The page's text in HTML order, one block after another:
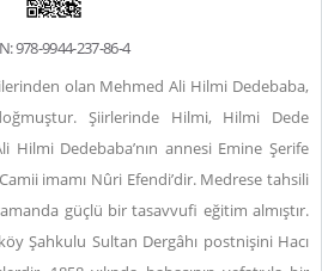
978-9944-237-86-4
olan Mehmed Ali Hilmi Dedebaba,
Şiirlerinde Hilmi, Hilmi Dede
Hilmi Dedebaba’nın annesi Emine Şerife
imamı Nûri Efendi’dir. Medrese tahsili
güçlü bir tasavvufi eğitim almıştır.
Şahkulu Sultan Dergâhı postnişini Hacı